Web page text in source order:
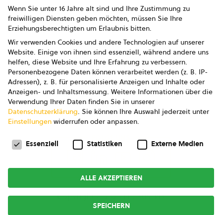
Impressum
Datenschutz
AGB
AGB Marketing GmbH
AGB Bildung
Newsletter
Copyright © 2026bio austria
Wenn Sie unter 16 Jahre alt sind und Ihre Zustimmung zu
freiwilligen Diensten geben möchten, müssen Sie Ihre
Erziehungsberechtigten um Erlaubnis bitten.
Wir verwenden Cookies und andere Technologien auf unserer
Website. Einige von ihnen sind essenziell, während andere uns
helfen, diese Website und Ihre Erfahrung zu verbessern.
Personenbezogene Daten können verarbeitet werden (z. B. IP-
Adressen), z. B. für personalisierte Anzeigen und Inhalte oder
Anzeigen- und Inhaltsmessung. Weitere Informationen über die
Verwendung Ihrer Daten finden Sie in unserer
Datenschutzerklärung. Sie können Ihre Auswahl jederzeit unter
Einstellungen widerrufen oder anpassen.
Datenschutzeinstellungen
Essenziell Statistiken Externe Medien
ALLE AKZEPTIEREN
SPEICHERN